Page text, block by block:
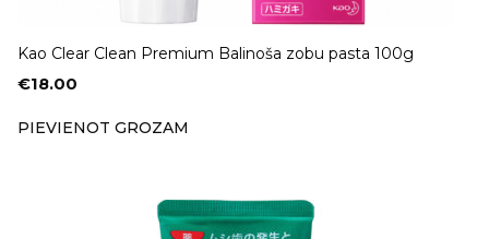
Kao Clear Clean Premium Balinoša zobu pasta 100g
€18.00
PIEVIENOT GROZAM